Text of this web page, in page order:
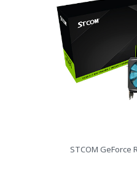
STCOM GeForce